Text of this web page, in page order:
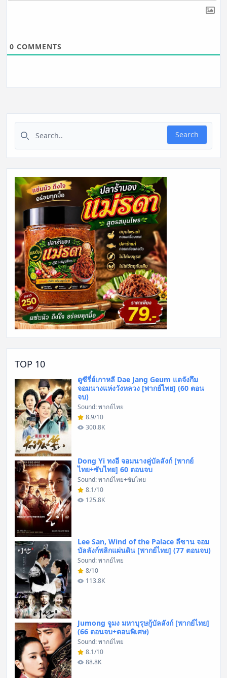
0 COMMENTS
Search
TOP 10
ดูซีรี่ย์เกาหลี Dae Jang Geum แดจังกึม
จอมนางแห่งวังหลวง [พากย์ไทย] (60 ตอน
จบ)
Sound: พากย์ไทย
8.9/10
300.8K
Dong Yi ทงอี จอมนางคู่บัลลังก์ [พากย์
ไทย+ซับไทย] 60 ตอนจบ
Sound: พากย์ไทย+ซับไทย
8.1/10
125.8K
Lee San, Wind of the Palace ลีซาน จอม
บัลลังก์พลิกแผ่นดิน [พากย์ไทย] (77 ตอนจบ)
Sound: พากย์ไทย
8/10
113.8K
Jumong จูมง มหาบุรุษกู้บัลลังก์ [พากย์ไทย]
(66 ตอนจบ+ตอนพิเศษ)
Sound: พากย์ไทย
8.1/10
88.8K